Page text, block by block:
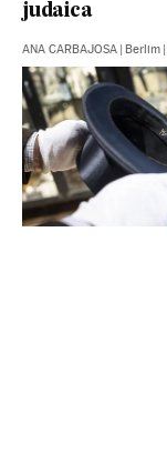
judaica
ANA CARBAJOSA | Berlim |